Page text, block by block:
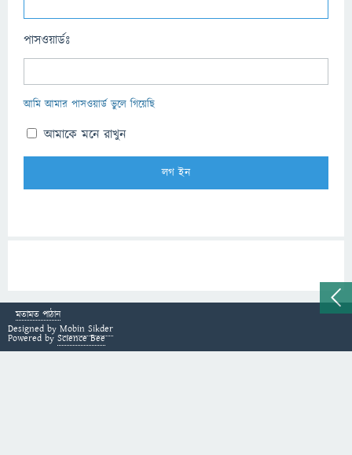
পাসওয়ার্ডঃ
আমি আমার পাসওয়ার্ড ভুলে গিয়েছি
আমাকে মনে রাখুন
মতামত পাঠান
Designed by Mobin Sikder
Powered by Science Bee